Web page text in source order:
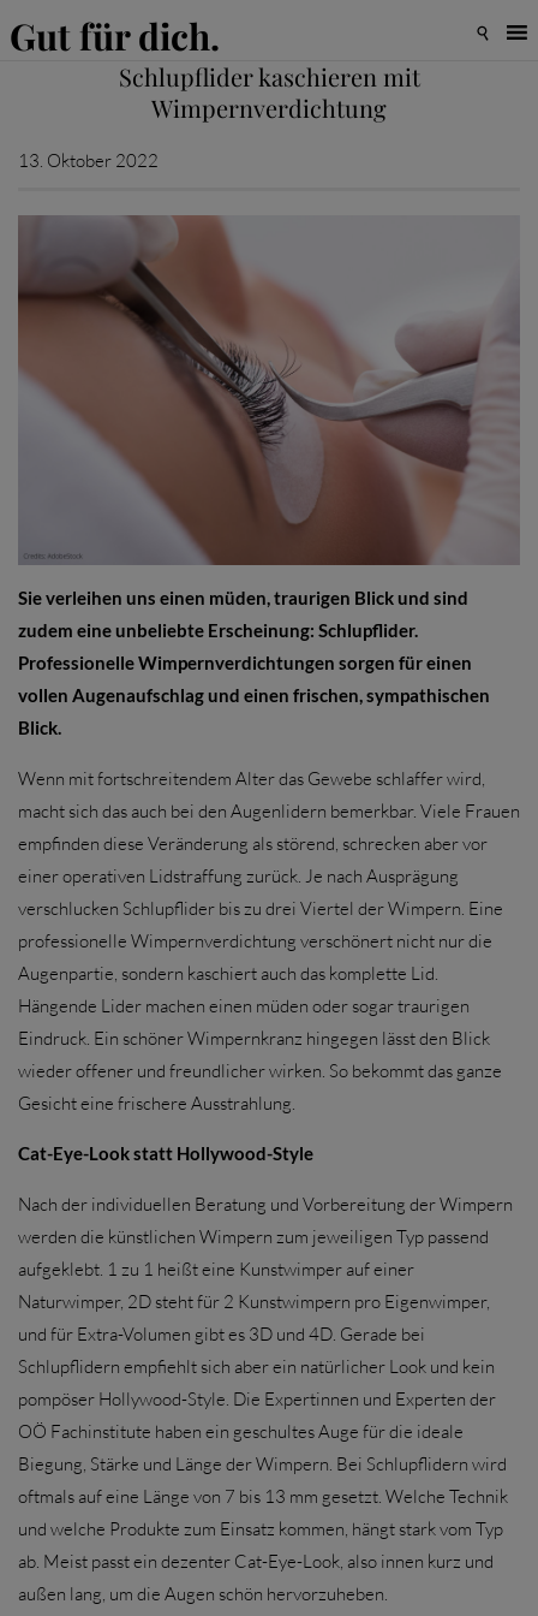
Gut für dich. 
Schlupflider kaschieren mit
Wimpernverdichtung
13. Oktober 2022
Sie verleihen uns einen müden, traurigen Blick und sind
zudem eine unbeliebte Erscheinung: Schlupflider.
Professionelle Wimpernverdichtungen sorgen für einen
vollen Augenaufschlag und einen frischen, sympathischen
Blick.
Wenn mit fortschreitendem Alter das Gewebe schlaffer wird,
macht sich das auch bei den Augenlidern bemerkbar. Viele Frauen
empfinden diese Veränderung als störend, schrecken aber vor
einer operativen Lidstraffung zurück. Je nach Ausprägung
verschlucken Schlupflider bis zu drei Viertel der Wimpern. Eine
professionelle Wimpernverdichtung verschönert nicht nur die
Augenpartie, sondern kaschiert auch das komplette Lid.
Hängende Lider machen einen müden oder sogar traurigen
Eindruck. Ein schöner Wimpernkranz hingegen lässt den Blick
wieder offener und freundlicher wirken. So bekommt das ganze
Gesicht eine frischere Ausstrahlung.
Cat-Eye-Look statt Hollywood-Style
Nach der individuellen Beratung und Vorbereitung der Wimpern
werden die künstlichen Wimpern zum jeweiligen Typ passend
aufgeklebt. 1 zu 1 heißt eine Kunstwimper auf einer
Naturwimper, 2D steht für 2 Kunstwimpern pro Eigenwimper,
und für Extra-Volumen gibt es 3D und 4D. Gerade bei
Schlupflidern empfiehlt sich aber ein natürlicher Look und kein
pompöser Hollywood-Style. Die Expertinnen und Experten der
OÖ Fachinstitute haben ein geschultes Auge für die ideale
Biegung, Stärke und Länge der Wimpern. Bei Schlupflidern wird
oftmals auf eine Länge von 7 bis 13 mm gesetzt. Welche Technik
und welche Produkte zum Einsatz kommen, hängt stark vom Typ
ab. Meist passt ein dezenter Cat-Eye-Look, also innen kurz und
außen lang, um die Augen schön hervorzuheben.